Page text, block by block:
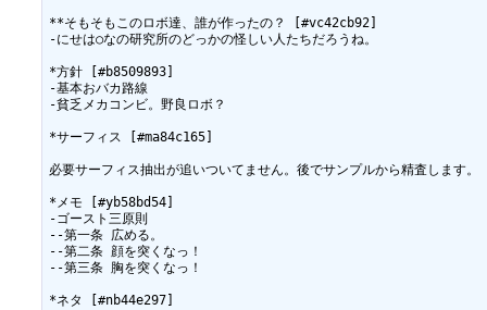
**そもそもこのロボ達、誰が作ったの？ [#vc42cb92]
-にせは○なの研究所のどっかの怪しい人たちだろうね。
*方針 [#b8509893]
-基本おバカ路線
-貧乏メカコンビ。野良ロボ？
*サーフィス [#ma84c165]
必要サーフィス抽出が追いついてません。後でサンプルから精査します。
*メモ [#yb58bd54]
-ゴースト三原則
--第一条 広める。
--第二条 顔を突くなっ！
--第三条 胸を突くなっ！
*ネタ [#nb44e297]